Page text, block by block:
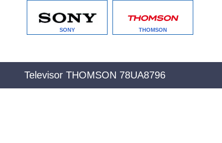
SONY THOMSON
Televisor THOMSON 78UA8796